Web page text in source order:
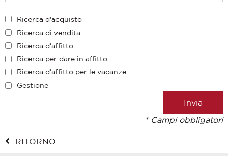
Ricerca d'acquisto
Ricerca di vendita
Ricerca d'affitto
Ricerca per dare in affitto
Ricerca d'affitto per le vacanze
Gestione
* Campi obbligatori
RITORNO